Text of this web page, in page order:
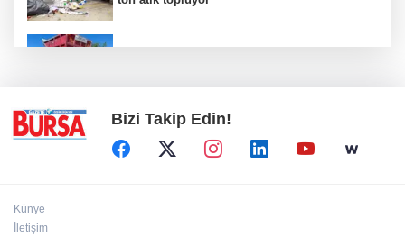
Bizi Takip Edin!
Künye
İletişim